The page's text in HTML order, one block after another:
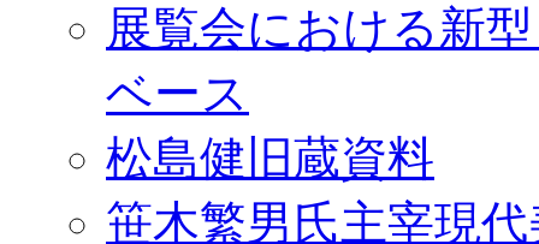
展覧会における新
ベース
松島健旧蔵資料
笹木繁男氏主宰現